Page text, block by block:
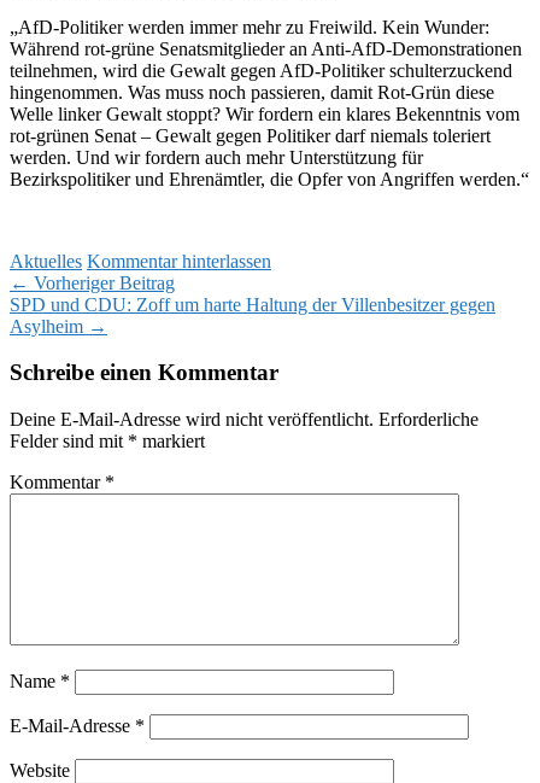
„AfD-Politiker werden immer mehr zu Freiwild. Kein Wunder:
Während rot-grüne Senatsmitglieder an Anti-AfD-Demonstrationen
teilnehmen, wird die Gewalt gegen AfD-Politiker schulterzuckend
hingenommen. Was muss noch passieren, damit Rot-Grün diese
Welle linker Gewalt stoppt? Wir fordern ein klares Bekenntnis vom
rot-grünen Senat – Gewalt gegen Politiker darf niemals toleriert
werden. Und wir fordern auch mehr Unterstützung für
Bezirkspolitiker und Ehrenämtler, die Opfer von Angriffen werden.“
Aktuelles Kommentar hinterlassen
Beitragsnavigation
← Vorheriger Beitrag
SPD und CDU: Zoff um harte Haltung der Villenbesitzer gegen
Asylheim →
Schreibe einen Kommentar
Deine E-Mail-Adresse wird nicht veröffentlicht. Erforderliche
Felder sind mit * markiert
Kommentar *
Name *
E-Mail-Adresse *
Website